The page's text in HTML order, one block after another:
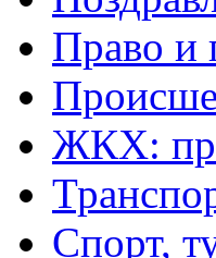
Право и
ЖКХ:
Спорт,